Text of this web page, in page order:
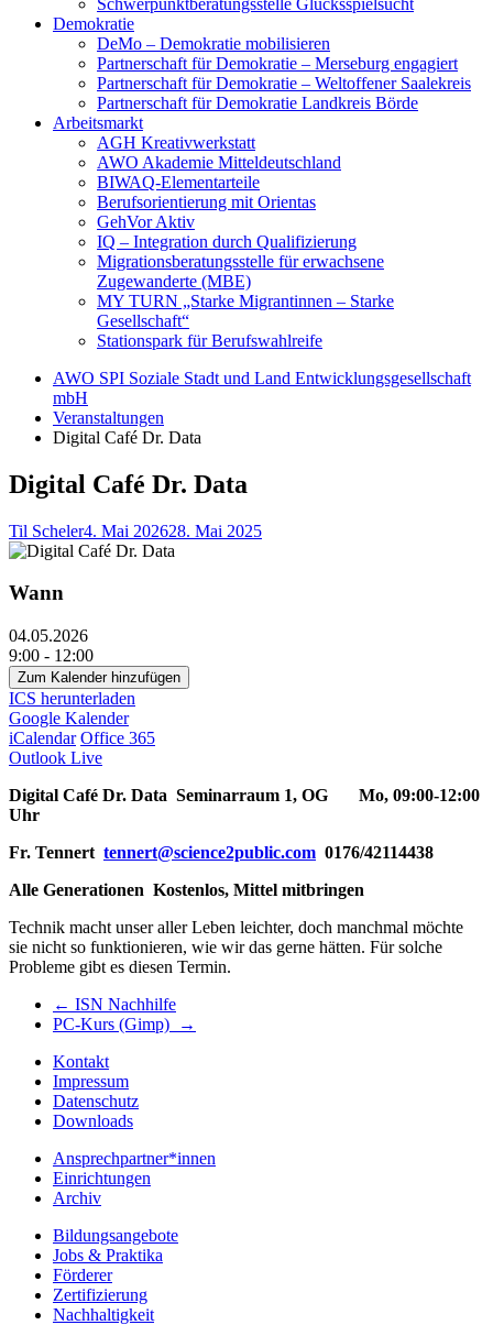
Schwerpunktberatungsstelle Glücksspielsucht
Demokratie
DeMo – Demokratie mobilisieren
Partnerschaft für Demokratie – Merseburg engagiert
Partnerschaft für Demokratie – Weltoffener Saalekreis
Partnerschaft für Demokratie Landkreis Börde
Arbeitsmarkt
AGH Kreativwerkstatt
AWO Akademie Mitteldeutschland
BIWAQ-Elementarteile
Berufsorientierung mit Orientas
GehVor Aktiv
IQ – Integration durch Qualifizierung
Migrationsberatungsstelle für erwachsene
Zugewanderte (MBE)
MY TURN „Starke Migrantinnen – Starke
Gesellschaft“
Stationspark für Berufswahlreife
AWO SPI Soziale Stadt und Land Entwicklungsgesellschaft
mbH
Veranstaltungen
Digital Café Dr. Data
Digital Café Dr. Data
Til Scheler4. Mai 202628. Mai 2025
Wann
04.05.2026
9:00 - 12:00
Zum Kalender hinzufügen
ICS herunterladen
Google Kalender
iCalendar Office 365
Outlook Live
Digital Café Dr. Data Seminarraum 1, OG Mo, 09:00-12:00
Uhr
Fr. Tennert tennert@science2public.com 0176/42114438
Alle Generationen Kostenlos, Mittel mitbringen
Technik macht unser aller Leben leichter, doch manchmal möchte
sie nicht so funktionieren, wie wir das gerne hätten. Für solche
Probleme gibt es diesen Termin.
← ISN Nachhilfe
PC-Kurs (Gimp)
→
Kontakt
Impressum
Datenschutz
Downloads
Ansprechpartner*innen
Einrichtungen
Archiv
Bildungsangebote
Jobs & Praktika
Förderer
Zertifizierung
Nachhaltigkeit